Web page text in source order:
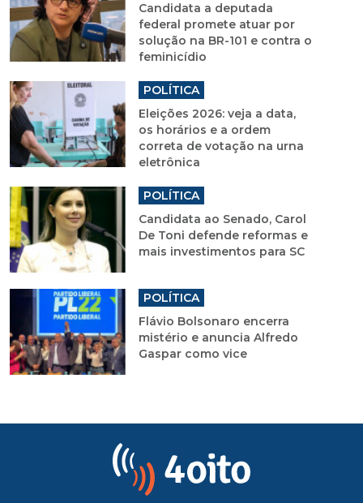
Candidata a deputada
federal promete atuar por
solução na BR-101 e contra o
feminicídio
POLÍTICA
Eleições 2026: veja a data,
os horários e a ordem
correta de votação na urna
eletrônica
POLÍTICA
Candidata ao Senado, Carol
De Toni defende reformas e
mais investimentos para SC
POLÍTICA
Flávio Bolsonaro encerra
mistério e anuncia Alfredo
Gaspar como vice